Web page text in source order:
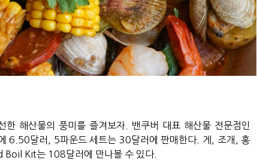
한 해산물의 풍미를 즐겨보자. 밴쿠버 대표 해산물 전문점인
6.50달러 , 5파운드 세트는 30달러에 판매한다. 게 조개
홍
Boil Kit는108달러에 만나볼 수 있다.